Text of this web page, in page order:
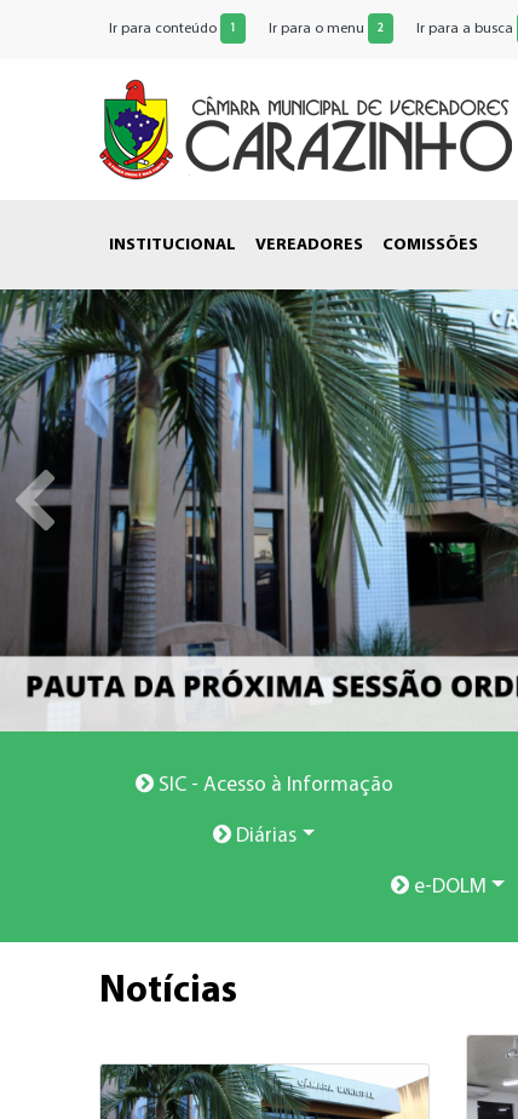
Ir para conteúdo 1 Ir para o menu 2 Ir para a busca
INSTITUCIONAL VEREADORES COMISSÕES
Anterior
SIC - Acesso à Informação
Diárias
e-DOLM
Notícias